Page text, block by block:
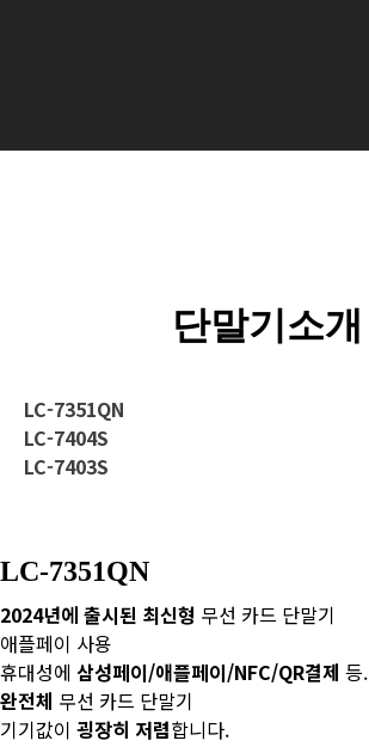
단말기소개
LC-7351QN
LC-7404S
LC-7403S
LC-7351QN
2024년에 출시된 최신형 무선 카드 단말기
애플페이 사용
휴대성에 삼성페이/애플페이/NFC/QR결제 등.
완전체 무선 카드 단말기
기기값이 굉장히 저렴합니다.